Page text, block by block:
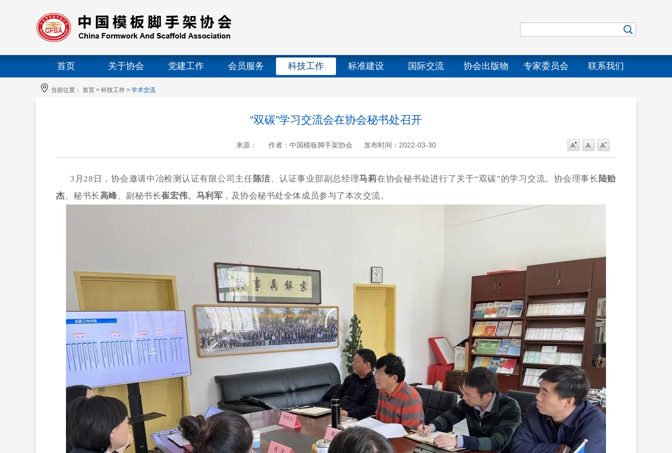
首页 关于协会 党建工作 会员服务 科技工作 标准建设 国际交流 协会出版物 专家委员会 联系我们
当前位置： 首页 > 科技工作 > 学术交流
“双碳”学习交流会在协会秘书处召开
来源： 作者：中国模板脚手架协会 发布时间：2022-03-30
+
3月28日，协会邀请中冶检测认证有限公司主任陈洁、认证事业部副总经理马莉在协会秘书处进行了关于“双碳”的学习交流。协会理事长 陆贻
杰、秘书长高峰、副秘书长崔宏伟、马利军 ，及协会秘书处全体成员参与了本次交流。